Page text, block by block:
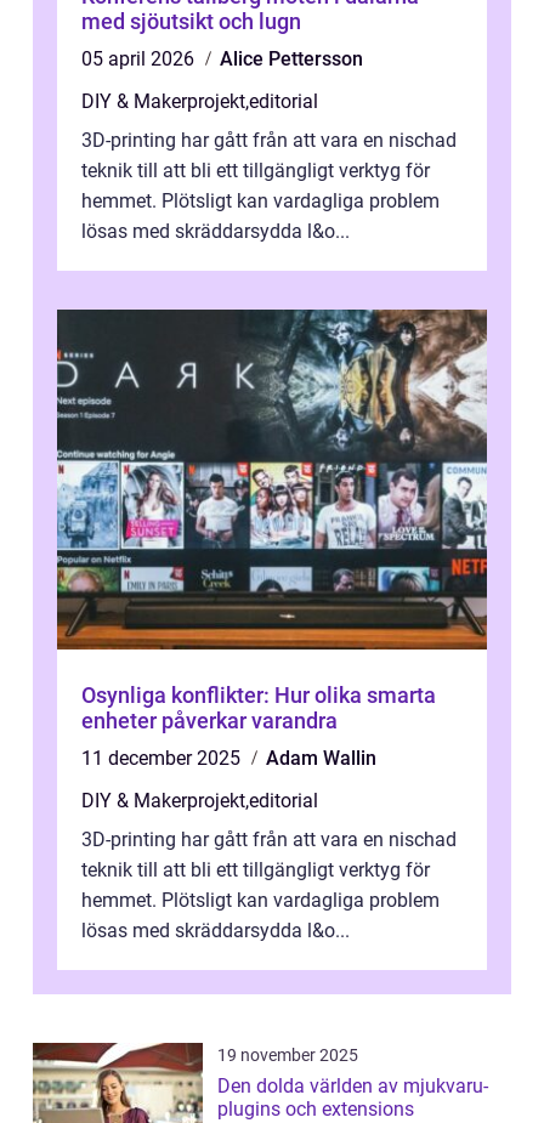
med sjöutsikt och lugn
05 april 2026
Alice Pettersson
DIY & Makerprojekt,editorial
3D-printing har gått från att vara en nischad
teknik till att bli ett tillgängligt verktyg för
hemmet. Plötsligt kan vardagliga problem
lösas med skräddarsydda l&o...
Osynliga konflikter: Hur olika smarta
enheter påverkar varandra
11 december 2025
Adam Wallin
DIY & Makerprojekt,editorial
3D-printing har gått från att vara en nischad
teknik till att bli ett tillgängligt verktyg för
hemmet. Plötsligt kan vardagliga problem
lösas med skräddarsydda l&o...
19 november 2025
Den dolda världen av mjukvaru-
plugins och extensions